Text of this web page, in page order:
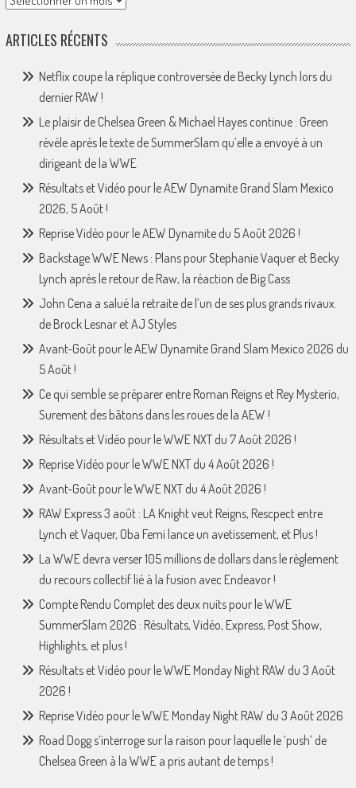
ARTICLES RÉCENTS
Netflix coupe la réplique controversée de Becky Lynch lors du
dernier RAW !
Le plaisir de Chelsea Green & Michael Hayes continue : Green
révèle après le texte de SummerSlam qu’elle a envoyé à un
dirigeant de la WWE
Résultats et Vidéo pour le AEW Dynamite Grand Slam Mexico
2026, 5 Août !
Reprise Vidéo pour le AEW Dynamite du 5 Août 2026 !
Backstage WWE News : Plans pour Stephanie Vaquer et Becky
Lynch après le retour de Raw, la réaction de Big Cass
John Cena a salué la retraite de l’un de ses plus grands rivaux.
de Brock Lesnar et AJ Styles
Avant-Goût pour le AEW Dynamite Grand Slam Mexico 2026 du
5 Août !
Ce qui semble se préparer entre Roman Reigns et Rey Mysterio,
Surement des bâtons dans les roues de la AEW !
Résultats et Vidéo pour le WWE NXT du 7 Août 2026 !
Reprise Vidéo pour le WWE NXT du 4 Août 2026 !
Avant-Goût pour le WWE NXT du 4 Août 2026 !
RAW Express 3 août : LA Knight veut Reigns, Rescpect entre
Lynch et Vaquer, Oba Femi lance un avetissement, et Plus !
La WWE devra verser 105 millions de dollars dans le règlement
du recours collectif lié à la fusion avec Endeavor !
Compte Rendu Complet des deux nuits pour le WWE
SummerSlam 2026 : Résultats, Vidéo, Express, Post Show,
Highlights, et plus !
Résultats et Vidéo pour le WWE Monday Night RAW du 3 Août
2026 !
Reprise Vidéo pour le WWE Monday Night RAW du 3 Août 2026
Road Dogg s’interroge sur la raison pour laquelle le ‘push’ de
Chelsea Green à la WWE a pris autant de temps !